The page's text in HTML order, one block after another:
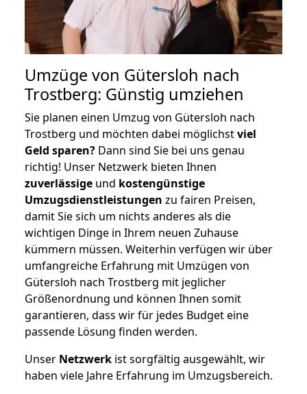
Umzüge von Gütersloh nach
Trostberg: Günstig umziehen
Sie planen einen Umzug von Gütersloh nach
Trostberg und möchten dabei möglichstviel
Geld sparen? Dann sind Sie bei uns genau
richtig! Unser Netzwerk bieten Ihnen
zuverlässige und kostengünstige
Umzugsdienstleistungen zu fairen Preisen,
damit Sie sich um nichts anderes als die
wichtigen Dinge in Ihrem neuen Zuhause
kümmern müssen. Weiterhin verfügen wir über
umfangreiche Erfahrung mit Umzügen von
Gütersloh nach Trostberg mit jeglicher
Größenordnung und können Ihnen somit
garantieren, dass wir für jedes Budget eine
passende Lösung finden werden.
Unser Netzwerk ist sorgfältig ausgewählt, wir
haben viele Jahre Erfahrung im Umzugsbereich.